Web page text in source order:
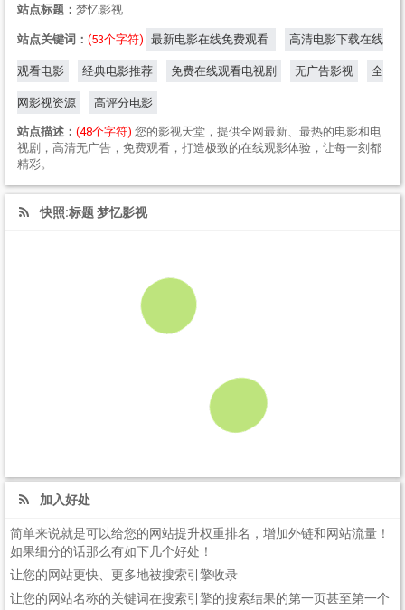
站点标题： 梦忆影视
站点关键词： (53个字符) 最新电影在线免费观看 高清电影下载在线
观看电影 经典电影推荐 免费在线观看电视剧 无广告影视 全
网影视资源 高评分电影
站点描述： (48个字符) 您的影视天堂，提供全网最新、最热的电影和电
视剧，高清无广告，免费观看，打造极致的在线观影体验，让每一刻都
精彩。
快照:标题 梦忆影视
加入好处
简单来说就是可以给您的网站提升权重排名，增加外链和网站流量！
如果细分的话那么有如下几个好处！
让您的网站更快、更多地被搜索引擎收录
让您的网站名称的关键词在搜索引擎的搜索结果的第一页甚至第一个